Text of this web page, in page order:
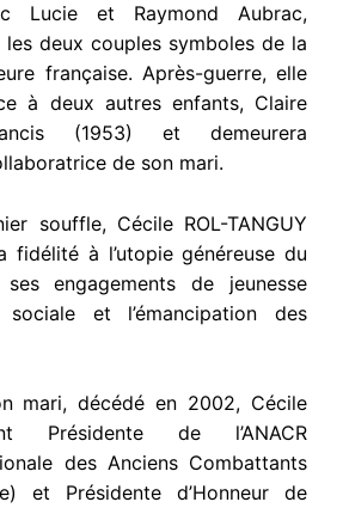
Lucie et Raymond Aubrac,
deux couples symboles de la
française. Après-guerre, elle
à deux autres enfants, Claire
(1953) et demeurera
de son mari.
souffle, Cécile ROL-TANGUY
fidélité à l’utopie généreuse du
engagements de jeunesse
et l’émancipation des
mari, décédé en 2002, Cécile
Présidente de l’ANACR
des Anciens Combattants
et Présidente d’Honneur de